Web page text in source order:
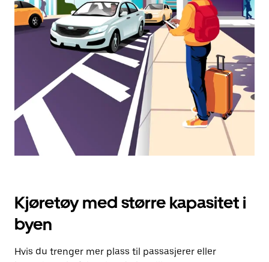
dato.
Trykk
på
Esc-
knappen
kalenderen.
Kjøretøy med større kapasitet i
byen
Hvis du trenger mer plass til passasjerer eller